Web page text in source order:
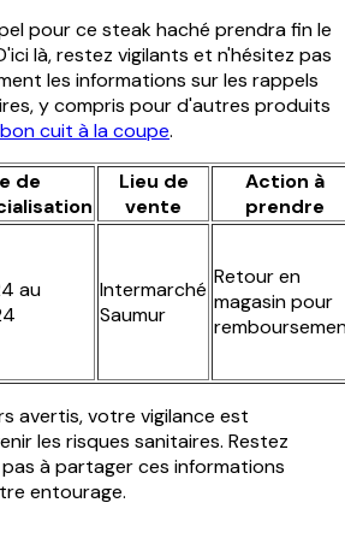
pour ce steak haché prendra fin le
là, restez vigilants et n'hésitez pas
les informations sur les rappels
y compris pour d'autres produits
cuit à la coupe.
de
Lieu de
vente
Action à
prendre
au
Intermarché
Saumur
Retour en
magasin pour
avertis, votre vigilance est
les risques sanitaires. Restez
à partager ces informations
entourage.